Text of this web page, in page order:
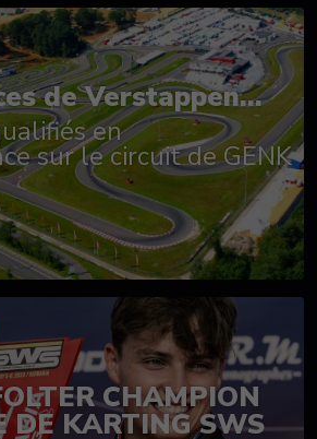
de Verstappen...
en
sur le circuit de GENK
CHAMPION
DE KARTING SWS